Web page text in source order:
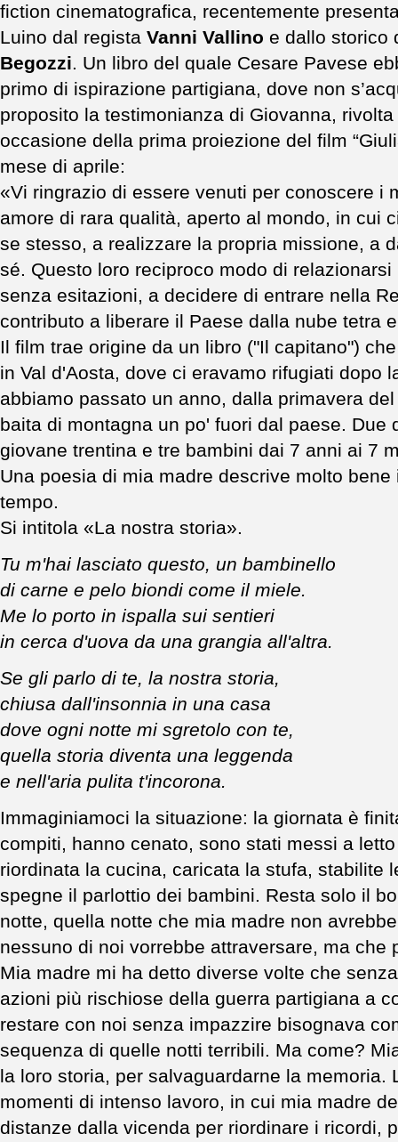
fiction cinematografica, recentemente
Luino dal regista Vanni Vallino e dallo storico
Begozzi. Un libro del quale Cesare Pavese
primo di ispirazione partigiana, dove non
proposito la testimonianza di Giovanna,
occasione della prima proiezione del film
mese di aprile:
«Vi ringrazio di essere venuti per conoscere i
amore di rara qualità, aperto al mondo, in cui
se stesso, a realizzare la propria missione, a
sé. Questo loro reciproco modo di
senza esitazioni, a decidere di entrare nella
contributo a liberare il Paese dalla nube tetra
Il film trae origine da un libro ("Il capitano")
in Val d'Aosta, dove ci eravamo rifugiati dopo
abbiamo passato un anno, dalla primavera
baita di montagna un po' fuori dal paese. Due
giovane trentina e tre bambini dai 7 anni ai 7
Una poesia di mia madre descrive molto
tempo.
Si intitola «La nostra storia».
Tu m'hai lasciato questo, un bambinello
di carne e pelo biondi come il miele.
Me lo porto in ispalla sui sentieri
in cerca d'uova da una grangia all'altra.
Se gli parlo di te, la nostra storia,
chiusa dall'insonnia in una casa
dove ogni notte mi sgretolo con te,
quella storia diventa una leggenda
e nell'aria pulita t'incorona.
Immaginiamoci la situazione: la giornata è
compiti, hanno cenato, sono stati messi a
riordinata la cucina, caricata la stufa, stabilite
spegne il parlottio dei bambini. Resta solo il
notte, quella notte che mia madre non
nessuno di noi vorrebbe attraversare, ma che
Mia madre mi ha detto diverse volte che
azioni più rischiose della guerra partigiana a
restare con noi senza impazzire bisognava
sequenza di quelle notti terribili. Ma come?
la loro storia, per salvaguardarne la memoria.
momenti di intenso lavoro, in cui mia madre
distanze dalla vicenda per riordinare i ricordi,